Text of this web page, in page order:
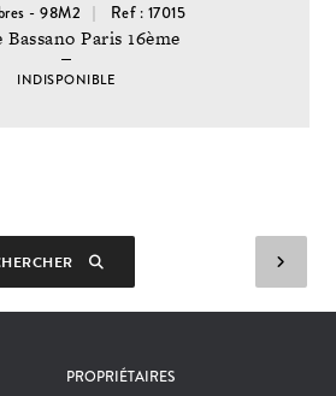
- 98M2 Ref : 17015
Bassano Paris 16ème
INDISPONIBLE
PROPRIÉTAIRES